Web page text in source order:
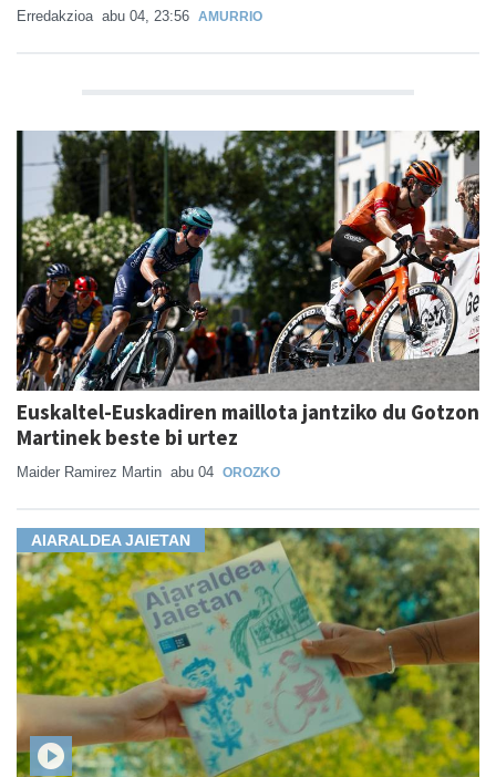
Erredakzioa abu 04, 23:56 AMURRIO
Euskaltel-Euskadiren maillota jantziko du Gotzon
Martinek beste bi urtez
Maider Ramirez Martin abu 04 OROZKO
AIARALDEA JAIETAN